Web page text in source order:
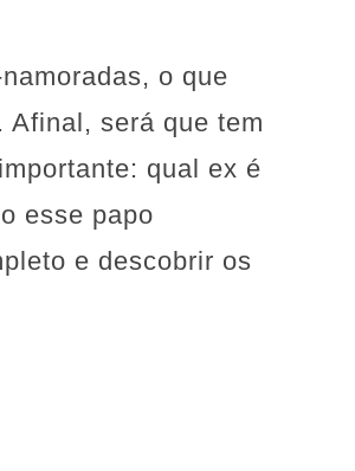
o que
Afinal, será que tem
qual ex é
esse papo
e descobrir os